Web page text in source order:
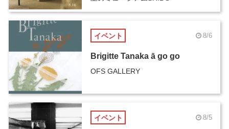
イベント 8/6
Brigitte Tanaka ā go go
OFS GALLERY
イベント 8/5